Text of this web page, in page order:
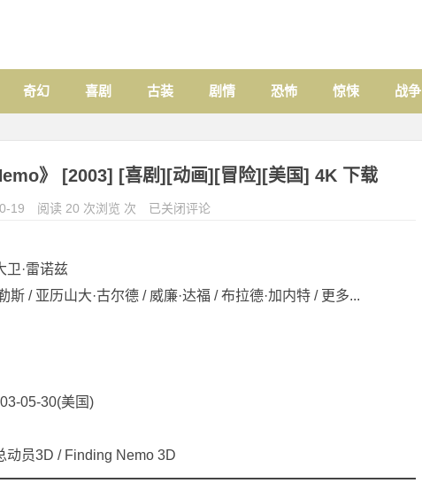
奇幻 喜剧 古装 剧情 恐怖 惊悚 战争
》 [2003] [喜剧][动画][冒险][美国] 4K 下载
19 阅读 20 次浏览 次 已关闭评论
卫·雷诺兹
斯 / 亚历山大·古尔德 / 威廉·达福 / 布拉德·加内特 / 更多...
05-30(美国)
动员3D / Finding Nemo 3D